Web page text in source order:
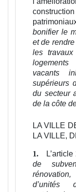
construction
bonifier le
et de
les
vacants
supérieurs
du secteur
de la côte
LA VILLE
LA VILLE,
1.
de
d’unités